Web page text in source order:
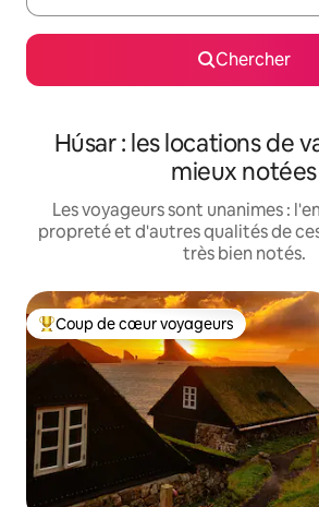
Chercher
Húsar : les locations de
mieux notées
Les voyageurs sont unanimes :
propreté et d'autres qualités de
très bien notés.
Coup de cœur voyageurs parmi les
Coup de cœur voyageurs